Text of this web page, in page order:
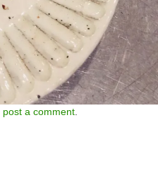
post a comment.